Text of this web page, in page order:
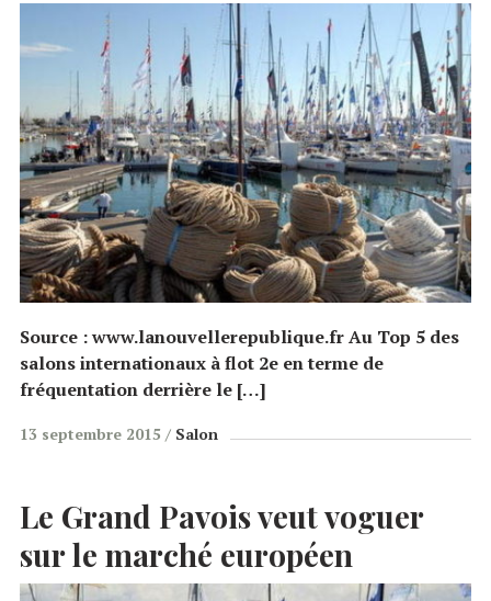
Source : www.lanouvellerepublique.fr Au Top 5 des
salons internationaux à flot 2e en terme de
fréquentation derrière le […]
13 septembre 2015 Salon
Le Grand Pavois veut voguer
sur le marché européen